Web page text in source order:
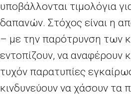
υποβάλλονται τιμολόγια
δαπανών. Στόχος είναι η
– με την παρότρυνση των
εντοπίζουν, να αναφέρουν
τυχόν παρατυπίες
κινδυνεύουν να χάσουν τα